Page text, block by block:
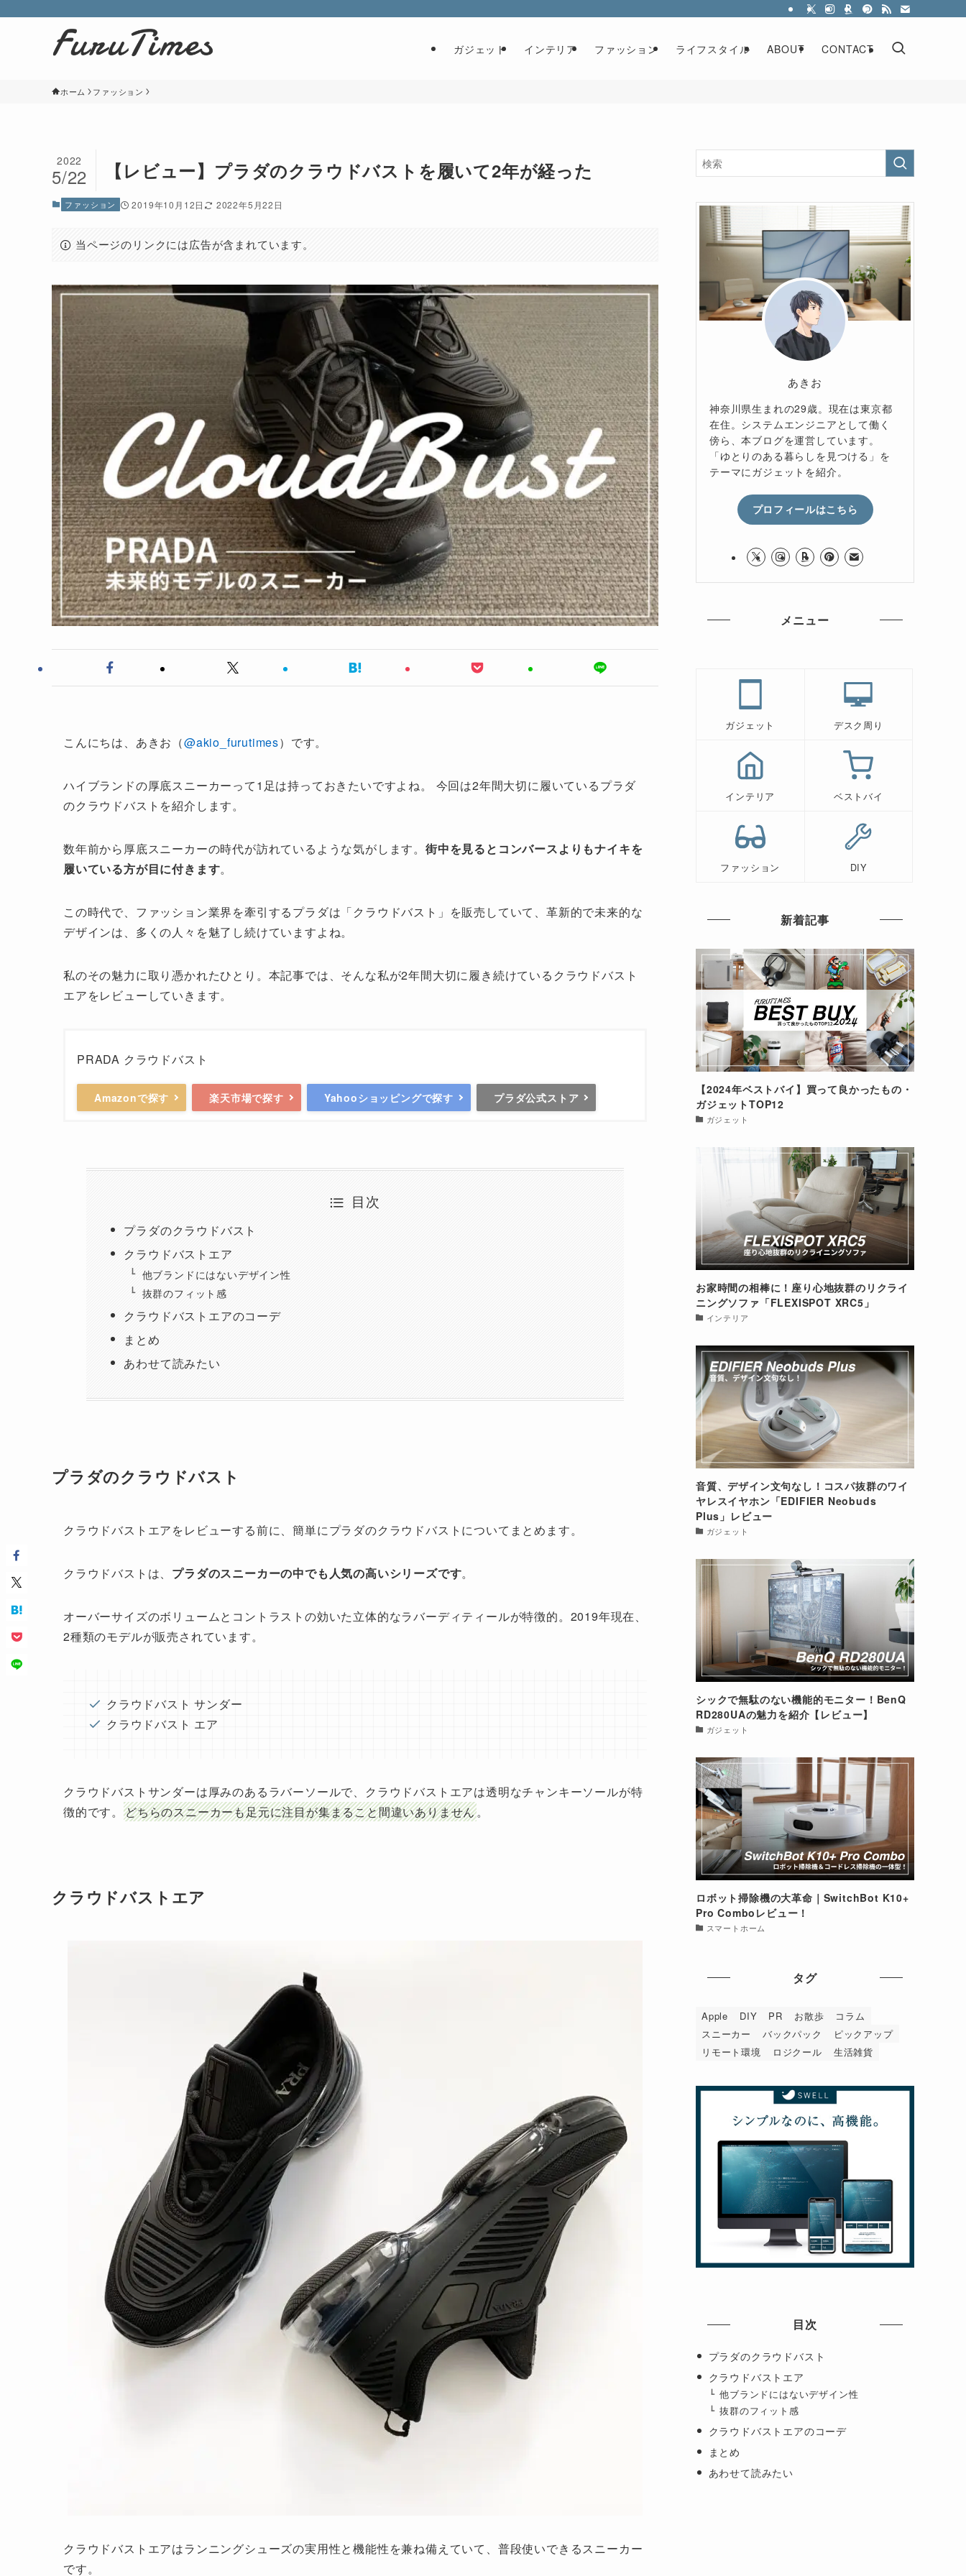
ガジェット インテリア ファッション ライフスタイル ABOUT CONTACT
ホーム ファッション
【レビュー】プラダのクラウドバストを履いて2年が経った
2022
5/22
ファッション 2019年10月12日 2022年5月22日
当ページのリンクには広告が含まれています。
こんにちは、あきお（@akio_furutimes）です。
ハイブランドの厚底スニーカーって1足は持っておきたいですよね。 今回は2年間大切に履いているプラダ
のクラウドバストを紹介します。
数年前から厚底スニーカーの時代が訪れているような気がします。 街中を見るとコンバースよりもナイキを
履いている方が目に付きます。
この時代で、ファッション業界を牽引するプラダは「クラウドバスト」を販売していて、革新的で未来的な
デザインは、多くの人々を魅了し続けていますよね。
私のその魅力に取り憑かれたひとり。本記事では、そんな私が2年間大切に履き続けているクラウドバスト
エアをレビューしていきます。
PRADA クラウドバスト
Amazonで探す 楽天市場で探す Yahooショッピングで探す プラダ公式ストア
目次
プラダのクラウドバスト
クラウドバストエア
他ブランドにはないデザイン性
抜群のフィット感
クラウドバストエアのコーデ
まとめ
あわせて読みたい
プラダのクラウドバスト
クラウドバストエアをレビューする前に、簡単にプラダのクラウドバストについてまとめます。
クラウドバストは、 プラダのスニーカーの中でも人気の高いシリーズです。
オーバーサイズのボリュームとコントラストの効いた立体的なラバーディティールが特徴的。2019年現在、
2種類のモデルが販売されています。
クラウドバスト サンダー
クラウドバスト エア
クラウドバストサンダーは厚みのあるラバーソールで、クラウドバストエアは透明なチャンキーソールが特
徴的です。 どちらのスニーカーも足元に注目が集まること間違いありません。
クラウドバストエア
クラウドバストエアはランニングシューズの実用性と機能性を兼ね備えていて、普段使いできるスニーカー
です。
あきお
神奈川県生まれの29歳。現在は東京都
在住。システムエンジニアとして働く
傍ら、本ブログを運営しています。
「ゆとりのある暮らしを見つける」を
テーマにガジェットを紹介。
プロフィールはこちら
メニュー
ガジェット デスク周り
インテリア ベストバイ
ファッション DIY
新着記事
【2024年ベストバイ】買って良かったもの・
ガジェットTOP12
ガジェット
お家時間の相棒に！座り心地抜群のリクライ
ニングソファ「FLEXISPOT XRC5」
インテリア
音質、デザイン文句なし！コスパ抜群のワイ
ヤレスイヤホン「EDIFIER Neobuds
Plus」レビュー
ガジェット
シックで無駄のない機能的モニター！BenQ
RD280UAの魅力を紹介【レビュー】
ガジェット
ロボット掃除機の大革命｜SwitchBot K10+
Pro Comboレビュー！
スマートホーム
タグ
Apple DIY PR お散歩
コラム
スニーカー
バックパック
ピックアップ
リモート環境
ロジクール 生活雑貨
目次
プラダのクラウドバスト
クラウドバストエア
他ブランドにはないデザイン性
抜群のフィット感
クラウドバストエアのコーデ
まとめ
あわせて読みたい